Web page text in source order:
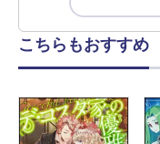
こちらもおすすめ